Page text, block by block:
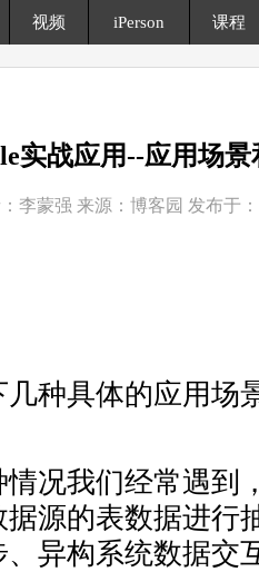
视频 iPerson 课程
实战应用--应用场
李蒙强 来源：博客园 发布于：
种具体的应用场
况我们经常遇到
源的表数据进行
异构系统数据交